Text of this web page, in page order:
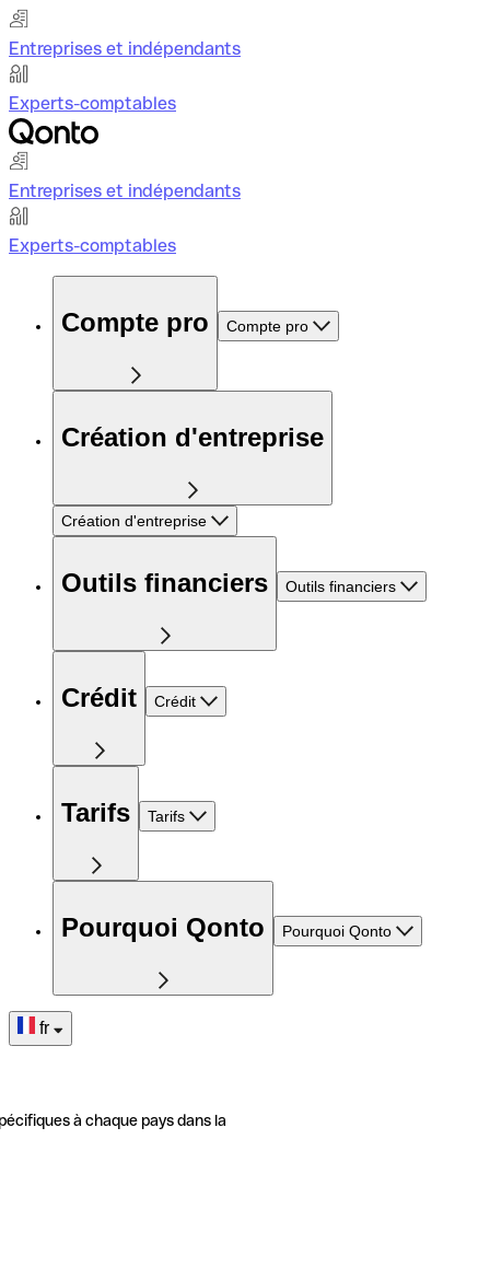
Entreprises et indépendants
Experts-comptables
Entreprises et indépendants
Experts-comptables
Compte pro Compte pro
Création d'entreprise
Création d'entreprise
Outils financiers Outils financiers
Crédit Crédit
Tarifs Tarifs
Pourquoi Qonto Pourquoi Qonto
fr
à chaque pays dans la